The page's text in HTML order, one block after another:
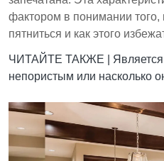
фактором в понимании того,
пятниться и как этого
ЧИТАЙТЕ ТАКЖЕ |
непористым или насколько